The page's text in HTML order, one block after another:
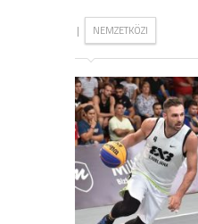
| NEMZETKÖZI